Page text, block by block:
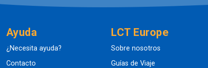
Ayuda
¿Necesita ayuda?
Contacto
LCT Europe
Sobre nosotros
Guías de Viaje